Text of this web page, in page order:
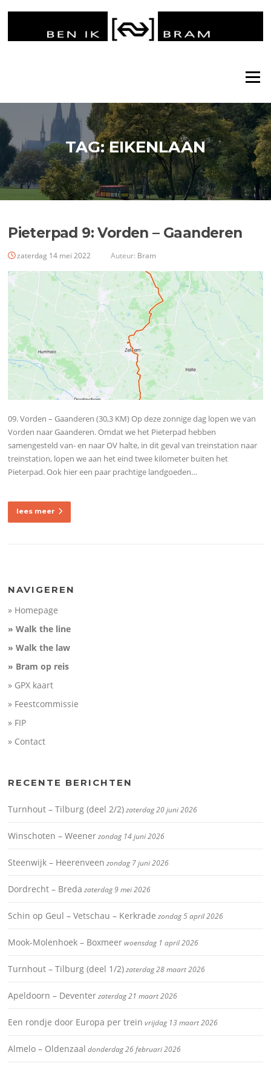
Menu
TAG:EIKENLAAN
Pieterpad 9: Vorden – Gaanderen
zaterdag 14 mei 2022 Auteur: Bram
09. Vorden – Gaanderen (30,3 KM) Op deze zonnige dag lopen we van
Vorden naar Gaanderen. Omdat we het Pieterpad hebben
samengesteld van- en naar OV halte, in dit geval van treinstation naar
treinstation, lopen we aan het eind twee kilometer buiten het
Pieterpad. Ook hier een paar prachtige landgoeden…
lees meer
NAVIGEREN
» Homepage
» Walk the line
» Walk the law
» Bram op reis
» GPX kaart
» Feestcommissie
» FIP
» Contact
RECENTE BERICHTEN
Turnhout – Tilburg (deel 2/2)zaterdag 20 juni 2026
Winschoten – Weenerzondag 14 juni 2026
Steenwijk – Heerenveen zondag 7 juni 2026
Dordrecht – Breda zaterdag 9 mei 2026
Schin op Geul – Vetschau – Kerkrade zondag 5 april 2026
Mook-Molenhoek – Boxmeerwoensdag 1 april 2026
Turnhout – Tilburg (deel 1/2)zaterdag 28 maart 2026
Apeldoorn – Deventerzaterdag 21 maart 2026
Een rondje door Europa per trein vrijdag 13 maart 2026
Almelo – Oldenzaal donderdag 26 februari 2026